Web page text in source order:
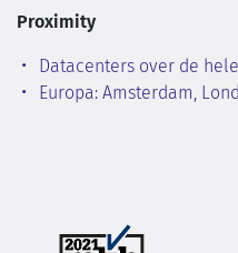
Proximity
Datacenters over de
Europa: Amsterdam,